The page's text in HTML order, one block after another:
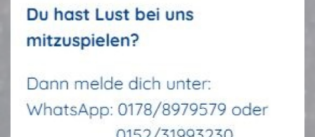
Vereinsnews
Trainer